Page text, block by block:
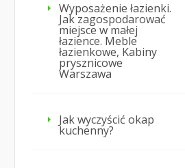
Wyposażenie łazienki.
Jak zagospodarować
miejsce w małej
łazience. Meble
łazienkowe, Kabiny
prysznicowe
Warszawa
Jak wyczyścić okap
kuchenny?